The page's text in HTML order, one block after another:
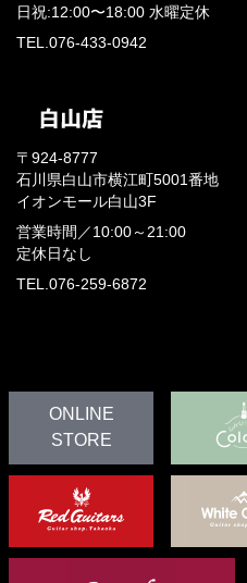
日祝:12:00〜18:00 水曜定休
TEL.076-433-0942
〒924-8777
石川県白山市横江町5001番地
イオンモール白山3F
営業時間／ 10:00～21:00
定休日なし
TEL.076-259-6872
ONLINE
STORE